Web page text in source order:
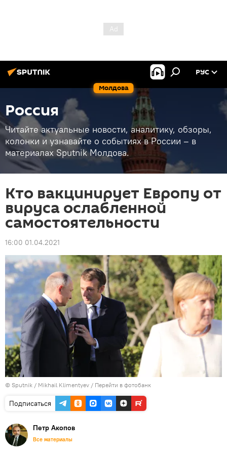
Молдова
РУС
Россия
Читайте актуальные новости, аналитику, обзоры,
колонки и узнавайте о событиях в России – в
материалах Sputnik Молдова.
Кто вакцинирует Европу от
вируса ослабленной
самостоятельности
16:00 01.04.2021
© Sputnik / Mikhail Klimentyev / Перейти в фотобанк
Подписаться
Петр Акопов
Все материалы